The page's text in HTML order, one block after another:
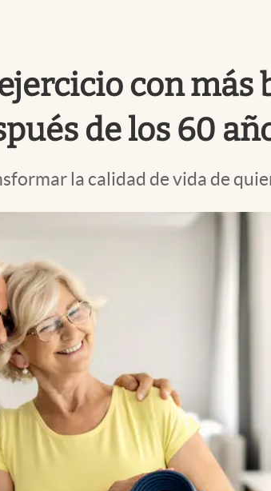
con más
de los 60
la calidad de vida de